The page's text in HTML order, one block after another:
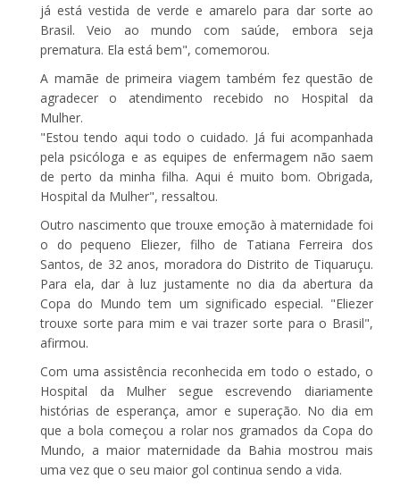
já está vestida de verde e amarelo para dar sorte ao
Brasil. Veio ao mundo com saúde, embora seja
prematura. Ela está bem", comemorou.
A mamãe de primeira viagem também fez questão de
agradecer o atendimento recebido no Hospital da
Mulher.
"Estou tendo aqui todo o cuidado. Já fui acompanhada
pela psicóloga e as equipes de enfermagem não saem
de perto da minha filha. Aqui é muito bom. Obrigada,
Hospital da Mulher", ressaltou.
Outro nascimento que trouxe emoção à maternidade foi
o do pequeno Eliezer, filho de Tatiana Ferreira dos
Santos, de 32 anos, moradora do Distrito de Tiquaruçu.
Para ela, dar à luz justamente no dia da abertura da
Copa do Mundo tem um significado especial. "Eliezer
trouxe sorte para mim e vai trazer sorte para o Brasil",
afirmou.
Com uma assistência reconhecida em todo o estado, o
Hospital da Mulher segue escrevendo diariamente
histórias de esperança, amor e superação. No dia em
que a bola começou a rolar nos gramados da Copa do
Mundo, a maior maternidade da Bahia mostrou mais
uma vez que o seu maior gol continua sendo a vida.